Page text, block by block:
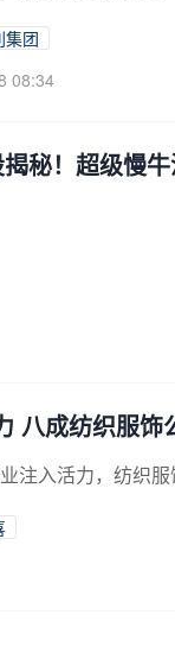
集团
08:34
秘！超级慢
八成纺织服饰
注入活力，纺织